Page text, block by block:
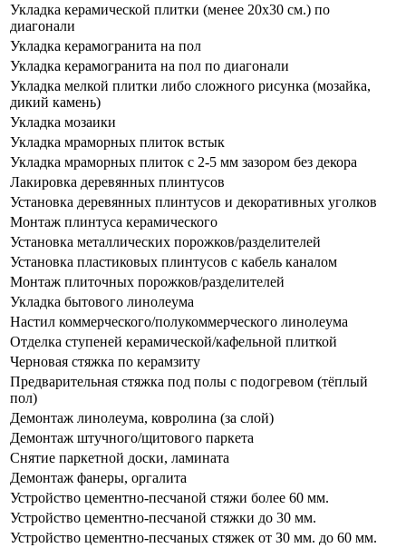
Укладка керамической плитки (менее 20x30 см.) по
диагонали
Укладка керамогранита на пол
Укладка керамогранита на пол по диагонали
Укладка мелкой плитки либо сложного рисунка (мозайка,
дикий камень)
Укладка мозаики
Укладка мраморных плиток встык
Укладка мраморных плиток с 2-5 мм зазором без декора
Лакировка деревянных плинтусов
Установка деревянных плинтусов и декоративных уголков
Монтаж плинтуса керамического
Установка металлических порожков/разделителей
Установка пластиковых плинтусов с кабель каналом
Монтаж плиточных порожков/разделителей
Укладка бытового линолеума
Настил коммерческого/полукоммерческого линолеума
Отделка ступеней керамической/кафельной плиткой
Черновая стяжка по керамзиту
Предварительная стяжка под полы с подогревом (тёплый
пол)
Демонтаж линолеума, ковролина (за слой)
Демонтаж штучного/щитового паркета
Снятие паркетной доски, ламината
Демонтаж фанеры, оргалита
Устройство цементно-песчаной стяжи более 60 мм.
Устройство цементно-песчаной стяжки до 30 мм.
Устройство цементно-песчаных стяжек от З0 мм. до 60 мм.